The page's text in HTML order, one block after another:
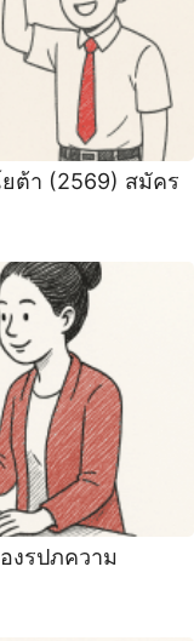
ต้า (2569) สมัคร
งรปภความ